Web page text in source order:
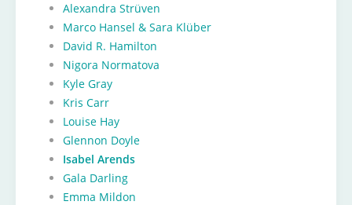
Alexandra Strüven
Marco Hansel & Sara Klüber
David R. Hamilton
Nigora Normatova
Kyle Gray
Kris Carr
Louise Hay
Glennon Doyle
Isabel Arends
Gala Darling
Emma Mildon